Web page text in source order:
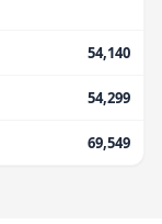
54,140
54,299
69,549